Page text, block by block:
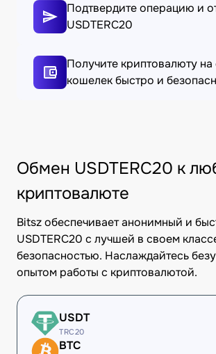
Подтвердите операцию и
USDTERC20
Получите криптовалюту на
кошелек быстро и
Обмен USDTERC20 к
криптовалюте
Bitsz обеспечивает анонимный и
USDTERC20 с лучшей в своем
безопасностью. Наслаждайтесь
опытом работы с криптовалютой.
USDT
TRC20
BTC